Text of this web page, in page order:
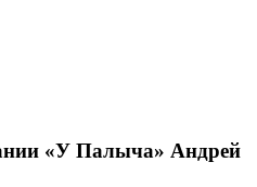
«У Палыча» Андрей